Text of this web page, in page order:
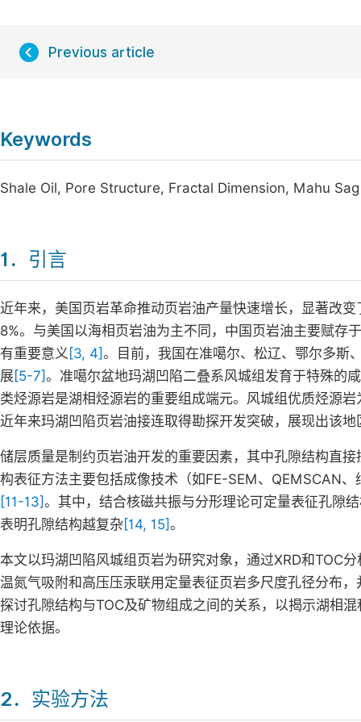
Previous article
Keywords
Shale Oil, Pore Structure, Fractal Dimension, Mahu Sag
1．引言
近年来，美国页岩革命推动页岩油产量快速增长，显著改变
8%。与美国以海相页岩油为主不同，中国页岩油主要赋存
有重要意义 [3, 4]。目前，我国在准噶尔、松辽、鄂尔多斯
展[5-7]。准噶尔盆地玛湖凹陷二叠系风城组发育于特殊的
类烃源岩是湖相烃源岩的重要组成端元。风城组优质烃源
近年来玛湖凹陷页岩油接连取得勘探开发突破，展现出该
储层质量是制约页岩油开发的重要因素，其中孔隙结构直
构表征方法主要包括成像技术（如FE-SEM、QEMSCAN
[11-13]。其中，结合核磁共振与分形理论可定量表征孔隙
表明孔隙结构越复杂[14, 15]。
本文以玛湖凹陷风城组页岩为研究对象，通过XRD和TOC
温氮气吸附和高压压汞联用定量表征页岩多尺度孔径分布
探讨孔隙结构与TOC及矿物组成之间的关系，以揭示湖相
理论依据。
2．实验方法